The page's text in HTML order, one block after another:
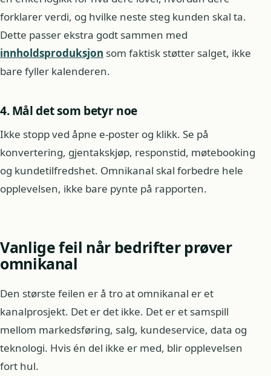
forklarer verdi, og hvilke neste steg kunden skal ta.
Dette passer ekstra godt sammen med
innholdsproduksjon som faktisk støtter salget, ikke
bare fyller kalenderen.
4. Mål det som betyr noe
Ikke stopp ved åpne e-poster og klikk. Se på
konvertering, gjentakskjøp, responstid, møtebooking
og kundetilfredshet. Omnikanal skal forbedre hele
opplevelsen, ikke bare pynte på rapporten.
Vanlige feil når bedrifter prøver
omnikanal
Den største feilen er å tro at omnikanal er et
kanalprosjekt. Det er det ikke. Det er et samspill
mellom markedsføring, salg, kundeservice, data og
teknologi. Hvis én del ikke er med, blir opplevelsen
fort hul.